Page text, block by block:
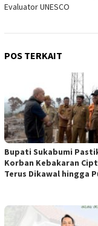
Evaluator UNESCO
POS TERKAIT
Bupati Sukabumi
Korban Kebakaran
Terus Dikawal hingga